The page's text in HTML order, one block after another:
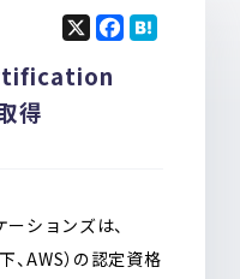
得
a
k
ションズは、
AWS）の認定資格